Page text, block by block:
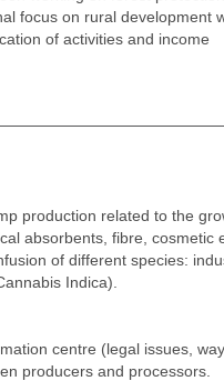
focus on rural development
of activities and income
production related to the
absorbents, fibre, cosmetic
of different species:
Indica).
centre (legal issues,
producers and processors.